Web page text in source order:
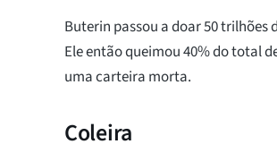
Buterin passou a doar 50 trilhões
Ele então queimou 40% do total
uma carteira morta.
Coleira